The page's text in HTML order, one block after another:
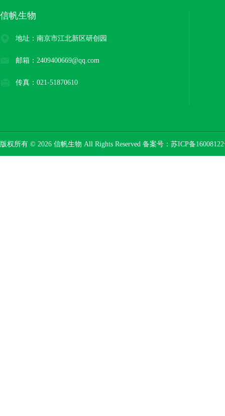
信帆生物
地址：南京市江北新区研创园
邮箱：2409400669@qq.com
传真：021-51870610
版权所有 © 2026 信帆生物 All Rights Reserved 备案号： 苏ICP备